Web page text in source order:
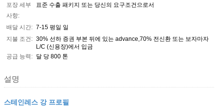
포장 세부
사항:
표준 수출 패키지 또는 당신의 요구조건으로서
배달 시간: 7-15 평일 일
지불 조건: 30% 선하 증권 부본 뒤에 있는 advance,70% 전신환 또는 보자마자
L/C (신용장)에서 입금
공급 능력: 달 당 800 톤
설명
스테인레스 강 프로필